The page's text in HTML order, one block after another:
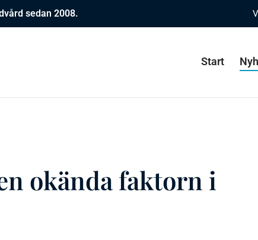
sedan 2008.
Start
okända faktorn i